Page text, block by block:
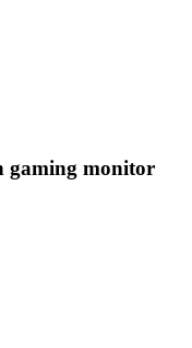
gaming monitor